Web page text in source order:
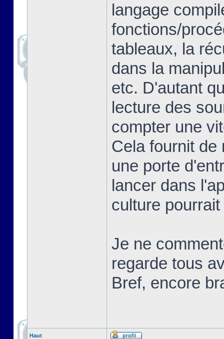
langage
fonctions/
tableaux, la
dans la
etc. D'autant
lecture des
compter une
Cela fournit de
une porte
lancer dans
culture
Je ne
regarde tous
Bref, encore
Haut